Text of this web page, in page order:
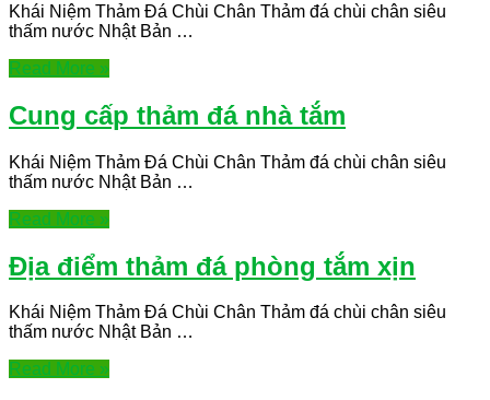
Khái Niệm Thảm Đá Chùi Chân Thảm đá chùi chân siêu
thấm nước Nhật Bản …
Read More »
Cung cấp thảm đá nhà tắm
Khái Niệm Thảm Đá Chùi Chân Thảm đá chùi chân siêu
thấm nước Nhật Bản …
Read More »
Địa điểm thảm đá phòng tắm xịn
Khái Niệm Thảm Đá Chùi Chân Thảm đá chùi chân siêu
thấm nước Nhật Bản …
Read More »